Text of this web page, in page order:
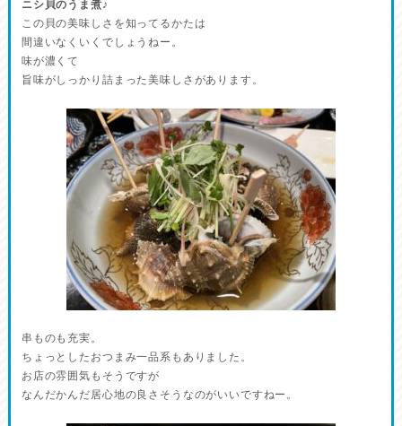
ニシ貝のうま煮♪
この貝の美味しさを知ってるかたは
間違いなくいくでしょうねー。
味が濃くて
旨味がしっかり詰まった美味しさがあります。
串ものも充実。
ちょっとしたおつまみ一品系もありました。
お店の雰囲気もそうですが
なんだかんだ居心地の良さそうなのがいいですねー。